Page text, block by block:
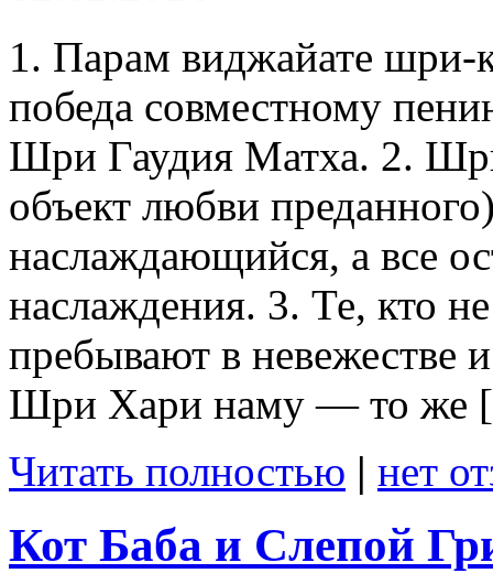
1. Парам виджайате
победа совместному
Шри Гаудия Матха. 2.
объект любви
наслаждающийся, а все
наслаждения. 3. Те, кто
пребывают в невежестве
Шри Хари наму — то
Читать полностью | нет
Кот Баба и Слепой